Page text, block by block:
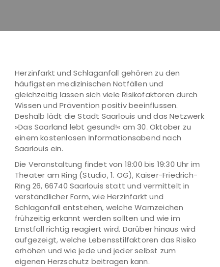
Herzinfarkt und Schlaganfall gehören zu den
häufigsten medizinischen Notfällen und
gleichzeitig lassen sich viele Risikofaktoren durch
Wissen und Prävention positiv beeinflussen.
Deshalb lädt die Stadt Saarlouis und das Netzwerk
»Das Saarland lebt gesund!« am 30. Oktober zu
einem kostenlosen Informationsabend nach
Saarlouis ein.
Die Veranstaltung findet von 18:00 bis 19:30 Uhr im
Theater am Ring (Studio, 1. OG), Kaiser-Friedrich-
Ring 26, 66740 Saarlouis statt und vermittelt in
verständlicher Form, wie Herzinfarkt und
Schlaganfall entstehen, welche Warnzeichen
frühzeitig erkannt werden sollten und wie im
Ernstfall richtig reagiert wird. Darüber hinaus wird
aufgezeigt, welche Lebensstilfaktoren das Risiko
erhöhen und wie jede und jeder selbst zum
eigenen Herzschutz beitragen kann.